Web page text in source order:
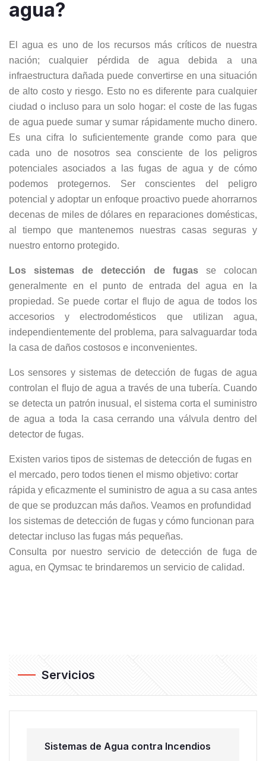
Servicios
Sistemas de Agua contra Incendios
agua?
El agua es uno de los recursos más críticos de nuestra
nación; cualquier pérdida de agua debida a una
infraestructura dañada puede convertirse en una situación
de alto costo y riesgo. Esto no es diferente para cualquier
ciudad o incluso para un solo hogar: el coste de las fugas
de agua puede sumar y sumar rápidamente mucho dinero.
Es una cifra lo suficientemente grande como para que
cada uno de nosotros sea consciente de los peligros
potenciales asociados a las fugas de agua y de cómo
podemos protegernos. Ser conscientes del peligro
potencial y adoptar un enfoque proactivo puede ahorrarnos
decenas de miles de dólares en reparaciones domésticas,
al tiempo que mantenemos nuestras casas seguras y
nuestro entorno protegido.
Los sistemas de detección de fugasse colocan
generalmente en el punto de entrada del agua en la
propiedad. Se puede cortar el flujo de agua de todos los
accesorios y electrodomésticos que utilizan agua,
independientemente del problema, para salvaguardar toda
la casa de daños costosos e inconvenientes.
Los sensores y sistemas de detección de fugas de agua
controlan el flujo de agua a través de una tubería. Cuando
se detecta un patrón inusual, el sistema corta el suministro
de agua a toda la casa cerrando una válvula dentro del
detector de fugas.
Existen varios tipos de sistemas de detección de fugas en
el mercado, pero todos tienen el mismo objetivo: cortar
rápida y eficazmente el suministro de agua a su casa antes
de que se produzcan más daños. Veamos en profundidad
los sistemas de detección de fugas y cómo funcionan para
detectar incluso las fugas más pequeñas.
Consulta por nuestro servicio dedetección de fuga de
agua, en Qymsac te brindaremos un servicio de calidad.